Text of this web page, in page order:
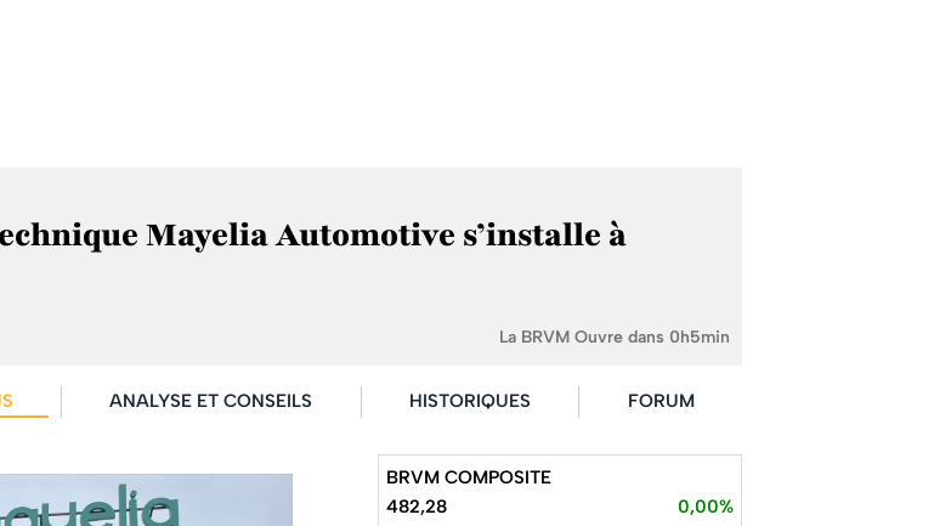
Mayelia Automotive s’installe à
La BRVM Ouvre dans 0h5min
ANALYSE ET CONSEILS HISTORIQUES FORUM
BRVM COMPOSITE
482,28
0,00%